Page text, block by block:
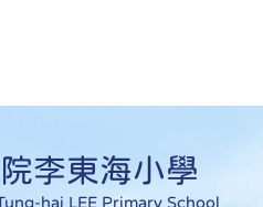
李東海小學
hai LEE Primary School